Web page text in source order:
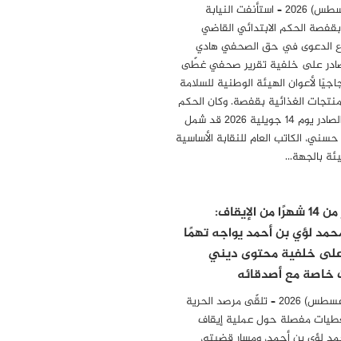
6 أوت (أغسطس) 2026 – استأنفت النيابة
الحكم الابتدائي القاضي
الدعوى في حق الصحفي هادي
على خلفية تقرير صحفي غطّى
لأعوان الهيئة الوطنية للسلامة
الغذائية بقفصة. وكان الحكم
الابتدائي الصادر يوم 14 جويلية 2026 قد شمل
الكاتب العام للنقابة الأساسية
بالجهة…
بعد أكثر من 14 شهرًا من الإيقاف:
لؤي بن أحمد يواجه تهمًا
على خلفية محتوى ديني
خاصة مع أصدقائه
04 أوت (أغسطس) 2026 – تلقّى مرصد الحرية
مفصلة حول عملية إيقاف